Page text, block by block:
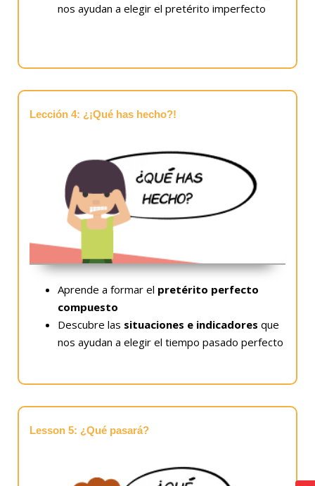
nos ayudan a elegir el pretérito imperfecto
Lección 4: ¿¡Qué has hecho?!
Aprende a formar el pretérito perfecto
compuesto
Descubre las situaciones e indicadores que
nos ayudan a elegir el tiempo pasado perfecto
Lesson 5: ¿Qué pasará?